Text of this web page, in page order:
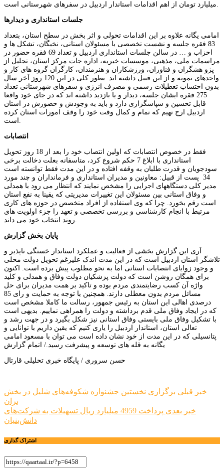
جلسات استانداری و دیدارها
امامی یگانه علاوه بر این اقدامات تحولی و اثر بخش در سطح استان، بتعداد
83 فقره جلسه و نشست تخصصی با مسئولان استانی، نخبگان، تشکل ها و
احزاب و … در سالن جلسات استانداری اردبیل و تعداد 69 فقره حضور در
مراسمات ملی، مذهبی، موسسات خیریه، اداره جات مرکز استان، تجلیل از
پژو هشگران و فناوران، ورزشکاران و هنرمندان، کارگران گروه های کار و
واحدهای نمونه و از این قبیل داشته اند. بطور کلی در این 120 روز آخر سال
بدون احتساب تعطیلات رسمی و مصرف انرژی و سفرهای شهرستانی تعداد
275 فقره ایشان جلسه، دیدار و یا بازدید داشته اند که در جای خود واقعا
قابل تحسین و سپاسگزاری دارد و باید به وجودش و حضورش در استان
اردبیل ارج نهیم که نمام و کمال وقت خود را وقف امورات استان کرده
انتصابات
فقط در خصوص انتصابات که اولین انتصاب خود را بعد از 18 روز تحویل
استانداری با ابلاغ 7 حکم شروع کرد، متاسفانه بعلت دخالت برخی
سودجویان و قدرت طلبان به وقفه افتاده و در این مدت فقط توانسته است
34 پست از قبیل: معاونین و مدیران استانداری و فرمانداران و چند مورد
مدیر کلی دستگاههای اجرایی را مشخص نمایند که انتظار می رود با همدلی
و وفاق استانی بین مسئولان این تغییرات مدیریتی که یقینا به نفع استان
است رقم بخورد. چرا که وی استفاده از افراد متخصص در حوزه های کاری
مرتبط با انجام کارشناسی و بررسی تخصصی و تعهد را جزء اولویت های
پایان بخش گزارش
آری این گزارش بخشی از فعالیت و عملکرد استاندار خستگی ناپذیر و
تلاشگر استان اردبیل است که در این مدت اندک علیرغم تحویل دولت محلی
و وجود زوایای انتصابات استانی اما به نحو مطلوب پیش برده است. اکنون
برای همگان روشن است که دولت پزشکیان دولت وفاق و همدلی و کلید
واژه آن کسب رضایتمندی مردم بوده و تاکید بر همت مدیران برای حل
مسائل مردم بدون معطلی دارند. همچنین با توجه به حمایت و رای 85
درصدی اهالی این استان به رئیس جمهور، رسالت ما کاملا مشخص است
که در ایجاد وفاق ملی قدم برداشته و دولت را همراهی نماییم. بدیهی است
با تشکیل وفاق ملی بایستی وفاق استانی نیز شکل بگیرد و در جهت رشد و
تعالی استان، استاندار اردبیل را یاری کنیم که یقین داریم با توانایی و
پتانسیلی که در این مدت از خود نشان داده است می توان با مسعود امامی
یگانه به قله های توسعه و پیشرفت رسید./ اتمام گزارش
حسن سروری / پایگاه خبری تحلیلی قارتال
راهبری
نوشته
خبر قبلی برگزاری نخستین جشنواره شکوفه‌های شلیل در بخش
بران
خبر بعدی
پرداخت 4959 میلیارد ریال تسهیلات به شرکت‌های
دانش‌بنیان
اشتراک گذاری